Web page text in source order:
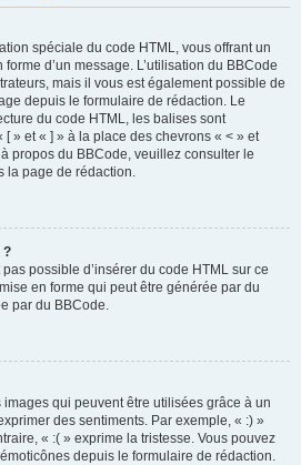
spéciale du code HTML, vous offrant un
d’un message. L’utilisation du BBCode
mais il vous est également possible de
depuis le formulaire de rédaction. Le
du code HTML, les balises sont
» et « ] » à la place des chevrons « < » et
propos du BBCode, veuillez consulter le
la page de rédaction.
?
possible d’insérer du code HTML sur ce
en forme qui peut être générée par du
par du BBCode.
qui peuvent être utilisées grâce à un
des sentiments. Par exemple, « :) »
« :( » exprime la tristesse. Vous pouvez
depuis le formulaire de rédaction.